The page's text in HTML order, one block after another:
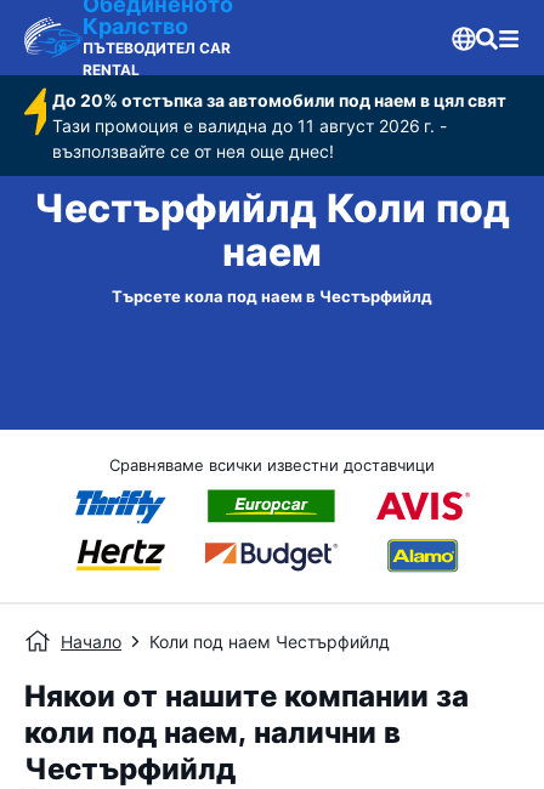
Кралство
ПЪТЕВОДИТЕЛ CAR
RENTAL
До 20% отстъпка за автомобили под наем в цял свят
Тази промоция е валидна до 11 август 2026 г. -
възползвайте се от нея още днес!
Честърфийлд Коли под
наем
Търсете кола под наем в Честърфийлд
Сравняваме всички известни доставчици
Начало Коли под наем Честърфийлд
Някои от нашите компании за
коли под наем, налични в
Честърфийлд